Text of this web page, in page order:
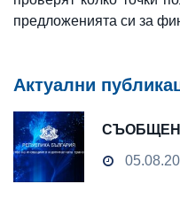
предложенията си за
Актуални